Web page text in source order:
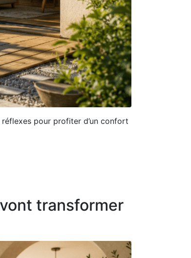
pour profiter d’un confort
transformer